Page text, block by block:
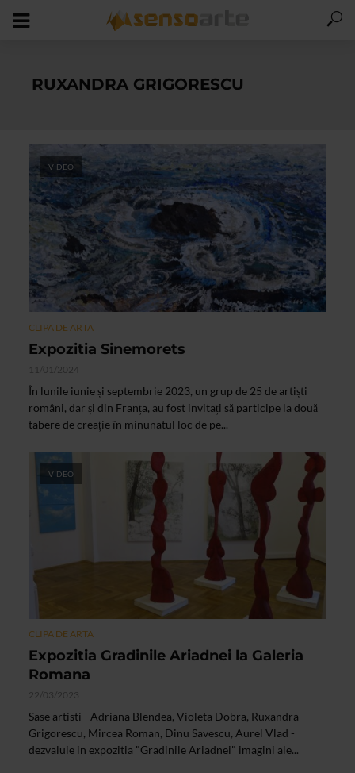
RUXANDRA GRIGORESCU
VIDEO
CLIPA DE ARTA
Expozitia Sinemorets
11/01/2024
În lunile iunie și septembrie 2023, un grup de 25 de artiști
români, dar și din Franța, au fost invitați să participe la două
tabere de creație în minunatul loc de pe...
VIDEO
CLIPA DE ARTA
Expozitia Gradinile Ariadnei la Galeria
Romana
22/03/2023
Sase artisti - Adriana Blendea, Violeta Dobra, Ruxandra
Grigorescu, Mircea Roman, Dinu Savescu, Aurel Vlad -
dezvaluie in expozitia "Gradinile Ariadnei" imagini ale...